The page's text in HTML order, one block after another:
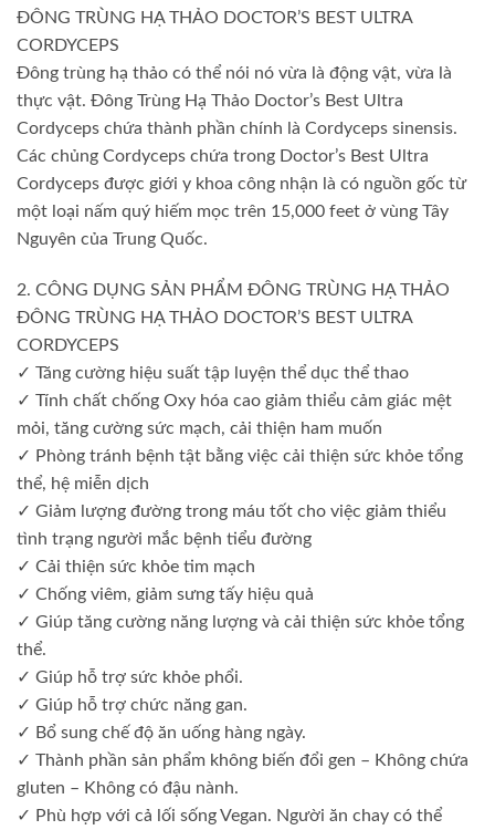
ĐÔNG TRÙNG HẠ THẢO DOCTOR’S BEST ULTRA
CORDYCEPS
Đông trùng hạ thảo có thể nói nó vừa là động vật, vừa là
thực vật. Đông Trùng Hạ Thảo Doctor’s Best Ultra
Cordyceps chứa thành phần chính là Cordyceps sinensis.
Các chủng Cordyceps chứa trong Doctor’s Best Ultra
Cordyceps được giới y khoa công nhận là có nguồn gốc từ
một loại nấm quý hiếm mọc trên 15,000 feet ở vùng Tây
Nguyên của Trung Quốc.
2. CÔNG DỤNG SẢN PHẨM ĐÔNG TRÙNG HẠ THẢO
ĐÔNG TRÙNG HẠ THẢO DOCTOR’S BEST ULTRA
CORDYCEPS
✓ Tăng cường hiệu suất tập luyện thể dục thể thao
✓ Tính chất chống Oxy hóa cao giảm thiểu cảm giác mệt
mỏi, tăng cường sức mạch, cải thiện ham muốn
✓ Phòng tránh bệnh tật bằng việc cải thiện sức khỏe tổng
thể, hệ miễn dịch
✓ Giảm lượng đường trong máu tốt cho việc giảm thiểu
tình trạng người mắc bệnh tiểu đường
✓ Cải thiện sức khỏe tim mạch
✓ Chống viêm, giảm sưng tấy hiệu quả
✓ Giúp tăng cường năng lượng và cải thiện sức khỏe tổng
thể.
✓ Giúp hỗ trợ sức khỏe phổi.
✓ Giúp hỗ trợ chức năng gan.
✓ Bổ sung chế độ ăn uống hàng ngày.
✓ Thành phần sản phẩm không biến đổi gen – Không chứa
gluten – Không có đậu nành.
✓ Phù hợp với cả lối sống Vegan. Người ăn chay có thể